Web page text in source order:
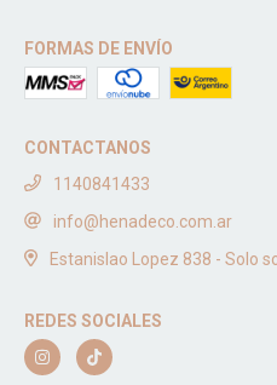
FORMAS DE ENVÍO
CONTACTANOS
1140841433
info@henadeco.com.ar
Estanislao Lopez 838 - Solo
REDES SOCIALES